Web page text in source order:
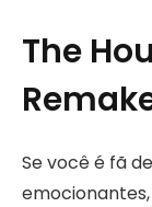
The
Se você é fã